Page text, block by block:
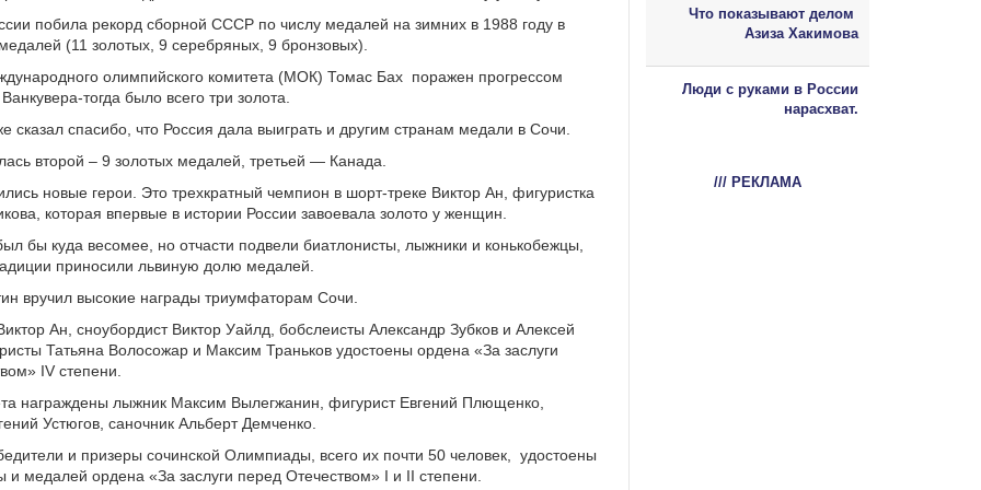
побила рекорд сборной СССР по числу медалей на зимних в 1988 году в
(11 золотых, 9 серебряных, 9 бронзовых).
олимпийского комитета (МОК) Томас Бах поражен прогрессом
тогда было всего три золота.
сказал спасибо, что Россия дала выиграть и другим странам медали в Сочи.
второй – 9 золотых медалей, третьей — Канада.
новые герои. Это трехкратный чемпион в шорт-треке Виктор Ан, фигуристка
которая впервые в истории России завоевала золото у женщин.
бы куда весомее, но отчасти подвели биатлонисты, лыжники и конькобежцы,
приносили львиную долю медалей.
вручил высокие награды триумфаторам Сочи.
Ан, сноубордист Виктор Уайлд, бобслеисты Александр Зубков и Алексей
Татьяна Волосожар и Максим Траньков удостоены ордена «За заслуги
IV степени.
награждены лыжник Максим Вылегжанин, фигурист Евгений Плющенко,
Устюгов, саночник Альберт Демченко.
и призеры сочинской Олимпиады, всего их почти 50 человек, удостоены
и медалей ордена «За заслуги перед Отечеством» I и II степени.
Что показывают делом
Азиза Хакимова
Люди с руками в России
нарасхват.
/// РЕКЛАМА